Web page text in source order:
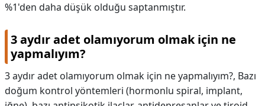
%1'den daha düşük olduğu saptanmıştır.
3 aydır adet olamıyorum olmak için ne
yapmalıyım?
3 aydır adet olamıyorum olmak için ne yapmalıyım?, Bazı
doğum kontrol yöntemleri (hormonlu spiral, implant,